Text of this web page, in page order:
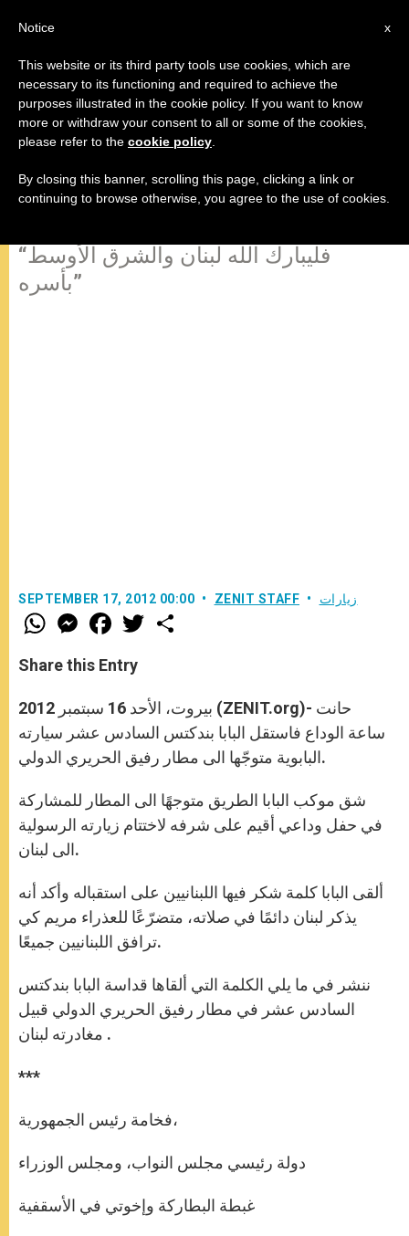
12- كلمة الوداع التي ألقاها البابا
بندكتس السادس عشر في مطار
رفيق الحريري الدولي
“فليبارك الله لبنان والشرق الأوسط
بأسره”
SEPTEMBER 17, 2012 00:00 ZENIT STAFF زيارات
W
h
t
s
p
p
M
e
s
e
g
e
r
F
a
e
b
o
k
w
r
Share this Entry
بيروت، الأحد 16 سبتمبر 2012 (ZENIT.org)- حانت
ساعة الوداع فاستقل البابا بندكتس السادس عشر سيارته
البابوية متوجّها الى مطار رفيق الحريري الدولي.
شق موكب البابا الطريق متوجهًا الى المطار للمشاركة
في حفل وداعي أقيم على شرفه لاختتام زيارته الرسولية
الى لبنان.
ألقى البابا كلمة شكر فيها اللبنانيين على استقباله وأكد أنه
يذكر لبنان دائمًا في صلاته، متضرّعًا للعذراء مريم كي
ترافق اللبنانيين جميعًا.
ننشر في ما يلي الكلمة التي ألقاها قداسة البابا بندكتس
السادس عشر في مطار رفيق الحريري الدولي قبيل
مغادرته لبنان .
***
فخامة رئيس الجمهورية،
دولة رئيسي مجلس النواب، ومجلس الوزراء
غبطة البطاركة وإخوتي في الأسقفية
x
Notice
This website or its third party tools use cookies, which are
necessary to its functioning and required to achieve the
purposes illustrated in the cookie policy. If you want to know
more or withdraw your consent to all or some of the cookies,
please refer to the cookie policy
By closing this banner, scrolling this page, clicking a link or
continuing to browse otherwise, you agree to the use of cookies.